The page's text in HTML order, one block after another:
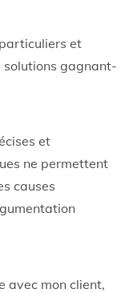
et
solutions gagnant-
et
ne permettent
causes
avec mon client,